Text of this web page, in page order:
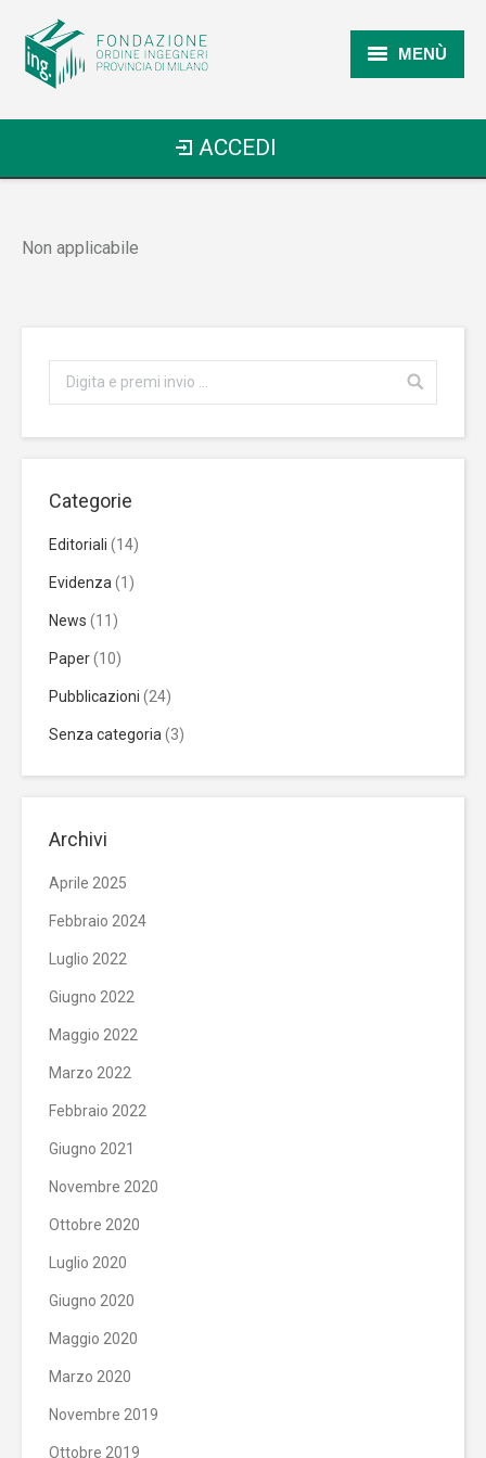
MENÙ
FAQ
ACCEDI
Non applicabile
Categorie
Editoriali (14)
Evidenza (1)
News (11)
Paper(10)
Pubblicazioni (24)
Senza categoria (3)
Archivi
Aprile 2025
Febbraio 2024
Luglio 2022
Giugno 2022
Maggio 2022
Marzo 2022
Febbraio 2022
Giugno 2021
Novembre 2020
Ottobre 2020
Luglio 2020
Giugno 2020
Maggio 2020
Marzo 2020
Novembre 2019
Ottobre 2019